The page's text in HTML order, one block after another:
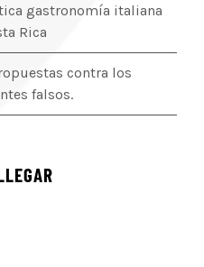
gastronomía italiana
Rica
contra los
falsos.